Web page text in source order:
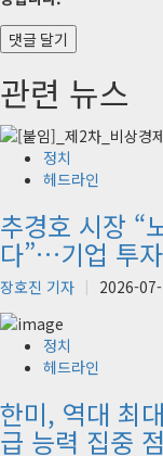
관련 뉴스
정치
헤드라인
추경호 시장 “
다”…기업 투
장호진 기자 2026-
정치
헤드라인
한미, 역대 최
급 능력 집중